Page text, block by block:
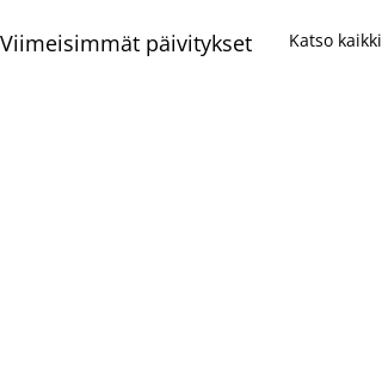
Viimeisimmät päivitykset Katso kaikki